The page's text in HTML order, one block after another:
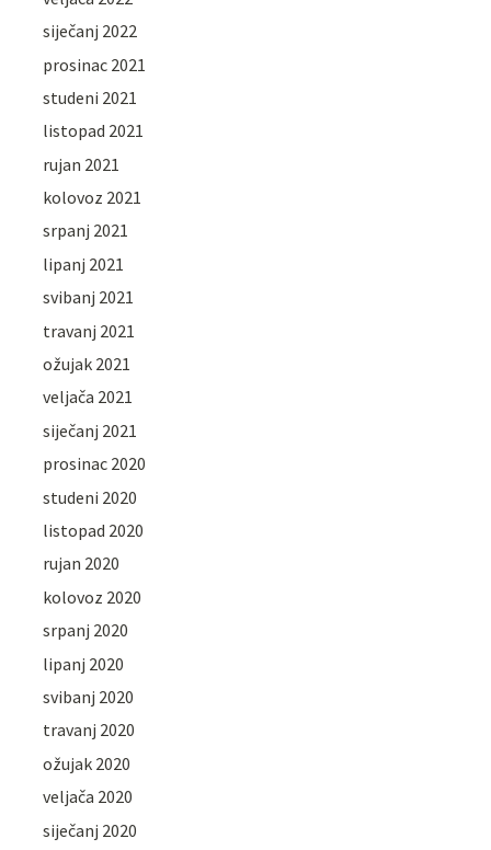
siječanj 2022
prosinac 2021
studeni 2021
listopad 2021
rujan 2021
kolovoz 2021
srpanj 2021
lipanj 2021
svibanj 2021
travanj 2021
ožujak 2021
veljača 2021
siječanj 2021
prosinac 2020
studeni 2020
listopad 2020
rujan 2020
kolovoz 2020
srpanj 2020
lipanj 2020
svibanj 2020
travanj 2020
ožujak 2020
veljača 2020
siječanj 2020